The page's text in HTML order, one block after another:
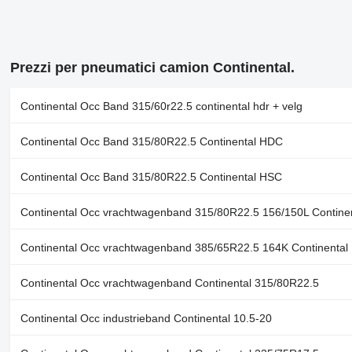
Prezzi per pneumatici camion Continental.
Continental Occ Band 315/60r22.5 continental hdr + velg
Continental Occ Band 315/80R22.5 Continental HDC
Continental Occ Band 315/80R22.5 Continental HSC
Continental Occ vrachtwagenband 315/80R22.5 156/150L
Continental Occ vrachtwagenband 385/65R22.5 164K Continental
Continental Occ vrachtwagenband Continental 315/80R22.5
Continental Occ industrieband Continental 10.5-20